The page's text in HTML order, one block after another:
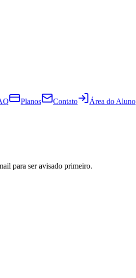
Planos Contato Área do Aluno
para ser avisado primeiro.